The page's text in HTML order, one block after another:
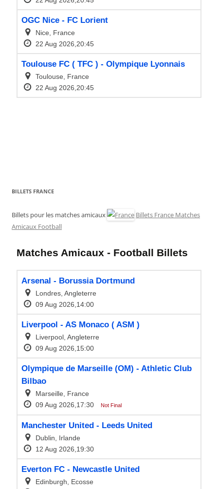
BILLETS FRANCE
Billets pour les matches amicaux
Billets France Matches
Amicaux Football